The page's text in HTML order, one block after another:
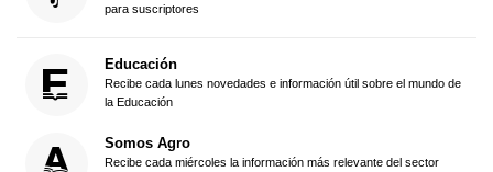
para suscriptores
Educación
Recibe cada lunes novedades e información útil sobre el mundo de
la Educación
Somos Agro
Recibe cada miércoles la información más relevante del sector